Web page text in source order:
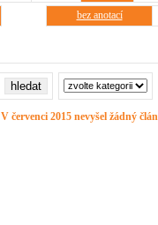
bez anotací
V červenci 2015 nevyšel žádný